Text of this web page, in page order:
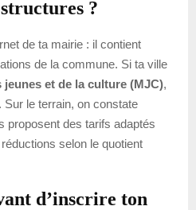
?
de ta mairie : il contient
de la commune. Si ta ville
jeunes et de la culture (MJC),
le terrain, on constate
proposent des tarifs adaptés
selon le quotient
d’inscrire ton